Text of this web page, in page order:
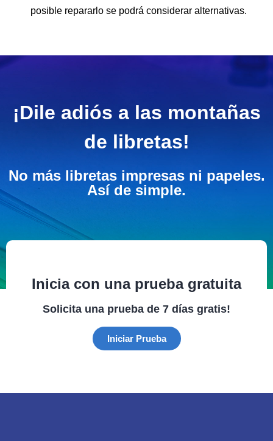
posible repararlo se podrá considerar alternativas.
¡Dile adiós a las montañas
de libretas!
No más libretas impresas ni papeles.
Así de simple.
Inicia con una prueba gratuita
Solicita una prueba de 7 días gratis!
Iniciar Prueba